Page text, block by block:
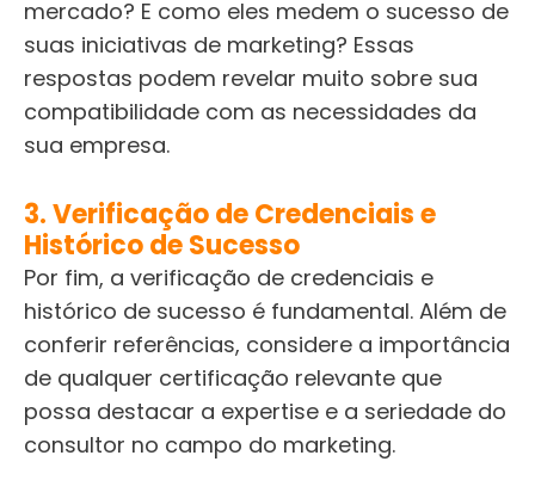
mercado? E como eles medem o sucesso de
suas iniciativas de marketing? Essas
respostas podem revelar muito sobre sua
compatibilidade com as necessidades da
sua empresa.
3. Verificação de Credenciais e
Histórico de Sucesso
Por fim, a verificação de credenciais e
histórico de sucesso é fundamental. Além de
conferir referências, considere a importância
de qualquer certificação relevante que
possa destacar a expertise e a seriedade do
consultor no campo do marketing.